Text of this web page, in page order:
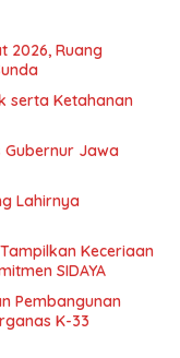
2026, Ruang
serta Ketahanan
Gubernur Jawa
Lahirnya
Keceriaan
SIDAYA
Pembangunan
K-33